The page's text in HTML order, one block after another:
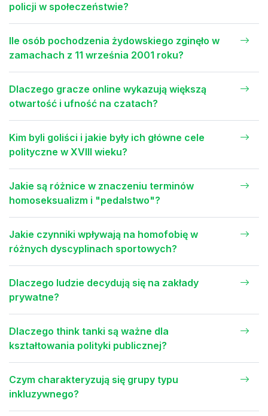
policji w społeczeństwie?
Ile osób pochodzenia żydowskiego zginęło w
zamachach z 11 września 2001 roku?
Dlaczego gracze online wykazują większą
otwartość i ufność na czatach?
Kim byli goliści i jakie były ich główne cele
polityczne w XVIII wieku?
Jakie są różnice w znaczeniu terminów
homoseksualizm i "pedalstwo"?
Jakie czynniki wpływają na homofobię w
różnych dyscyplinach sportowych?
Dlaczego ludzie decydują się na zakłady
prywatne?
Dlaczego think tanki są ważne dla
kształtowania polityki publicznej?
Czym charakteryzują się grupy typu
inkluzywnego?